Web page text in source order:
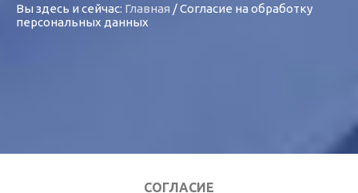
Вы здесь и сейчас: Главная /Согласие на обработку
персональных данных
СОГЛАСИЕ